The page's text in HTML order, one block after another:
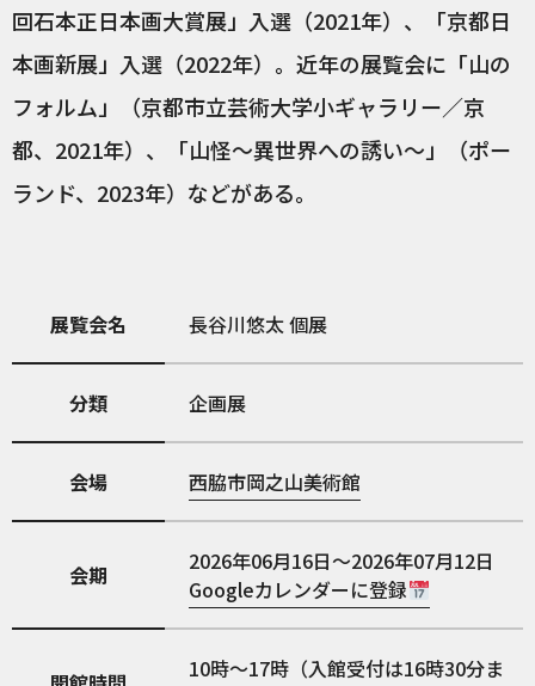
回石本正日本画大賞展」入選（2021年）、「京都日
本画新展」入選（2022年）。近年の展覧会に「山の
フォルム」（京都市立芸術大学小ギャラリー／京
都、2021年）、「山怪～異世界への誘い～」（ポー
ランド、2023年）などがある。
展覧会名 長谷川悠太 個展
分類 企画展
会場 西脇市岡之山美術館
会期
2026年06月16日～2026年07月12日
Googleカレンダーに登録
10時～17時（入館受付は16時30分ま